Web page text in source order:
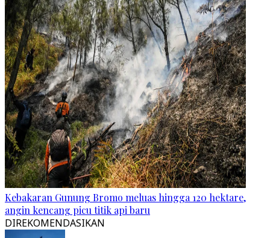
Kebakaran Gunung Bromo meluas hingga 120 hektare,
angin kencang picu titik api baru
DIREKOMENDASIKAN